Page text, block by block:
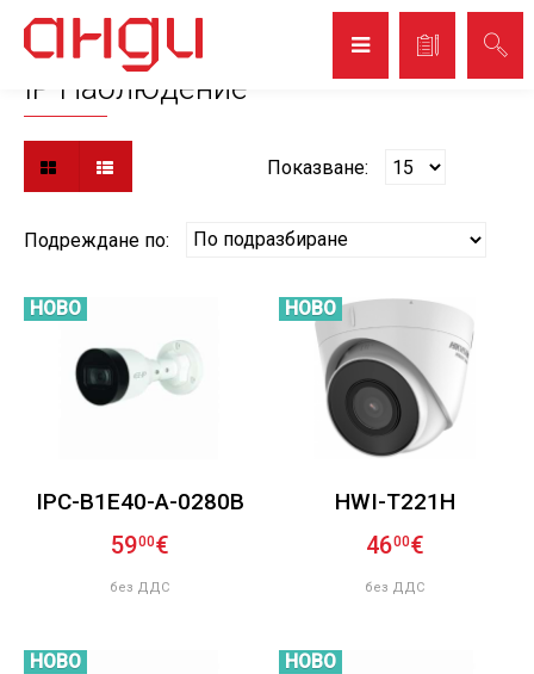
Начало Видеонаблюдение
IP Наблюдение
Показване:
Подреждане по:
IPC-B1E40-A-0280B
5900€
без ДДС
НОВО
HWI-T221H
4600€
без ДДС
НОВО
НОВО НОВО